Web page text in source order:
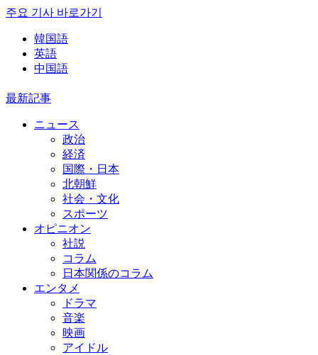
주요 기사 바로가기
韓国語
英語
中国語
最新記事
ニュース
政治
経済
国際・日本
北朝鮮
社会・文化
スポーツ
オピニオン
社説
コラム
日本関係のコラム
エンタメ
ドラマ
音楽
映画
アイドル